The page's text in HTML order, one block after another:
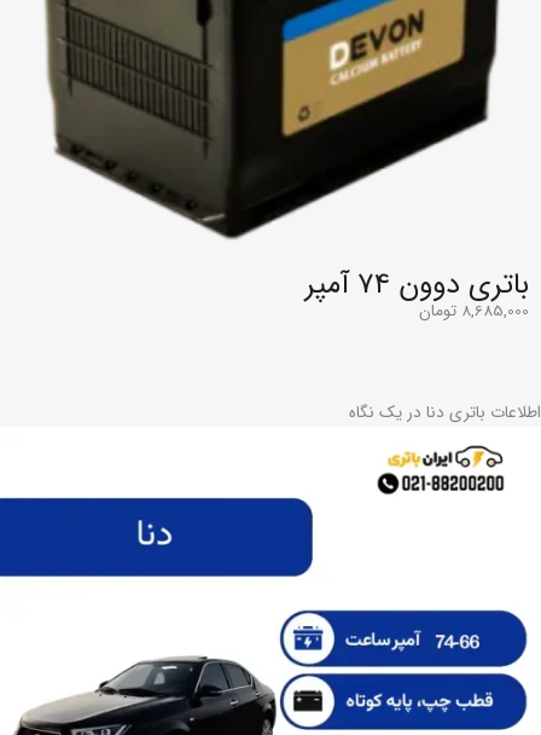
باتری دوون ۷۴ آمپر
8,685,000 تومان
اطلاعات باتری دنا در یک نگاه